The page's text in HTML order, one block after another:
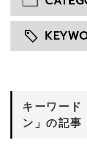
キーワード
ン」の記事